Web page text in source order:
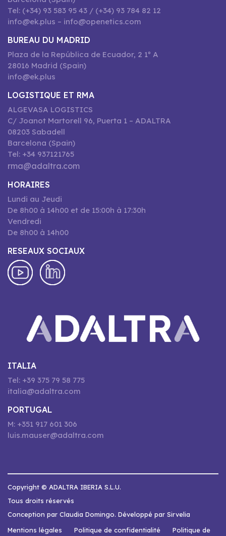
Tel: (+34) 93 583 95 43 / (+34) 93 784 82 12
info@ek.plus – info@openetics.com
BUREAU DU MADRID
Plaza de la República de Ecuador, 2 1º A
28016 Madrid (Spain)
info@ek.plus
LOGISTIQUE ET RMA
ALGEVASA LOGISTICS
C/ Joanot Martorell 96, Puerta 1 – ADALTRA
08203 Sabadell
Barcelona (Spain)
Tel: +34 937121765
rma@adaltra.com
HORAIRES
Lundi au Jeudi
De 8h00 à 14h00 et de 15:00h à 17:30h
Vendredi
De 8h00 à 14h00
RESEAUX SOCIAUX
ITALIA
Tel: +39 375 79 58 775
italia@adaltra.com
PORTUGAL
M: +351 917 601 306
luis.mauser@adaltra.com
Copyright © ADALTRA IBERIA S.L.U.
Tous droits réservés
Conception par Claudia Domingo. Développé par Sirvelia
Mentions légales
Politique de confidentialité Politique de